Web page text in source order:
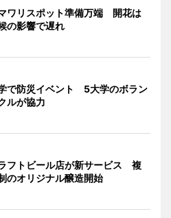
ワリスポット準備万端 開花は
の影響で遅れ
で防災イベント 5大学のボラン
ルが協力
フトビール店が新サービス 複
のオリジナル醸造開始